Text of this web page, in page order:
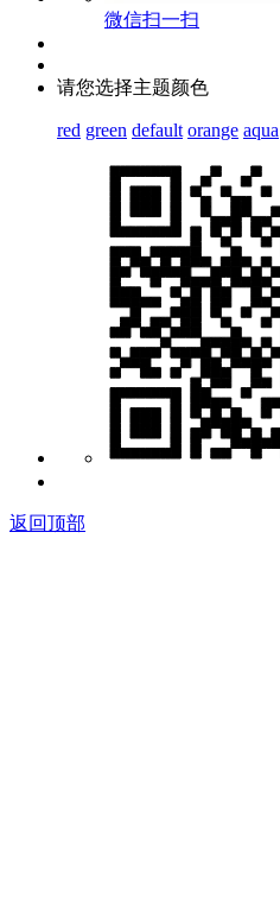
微信扫一扫
请您选择主题颜色
red green default orange aqua
返回顶部